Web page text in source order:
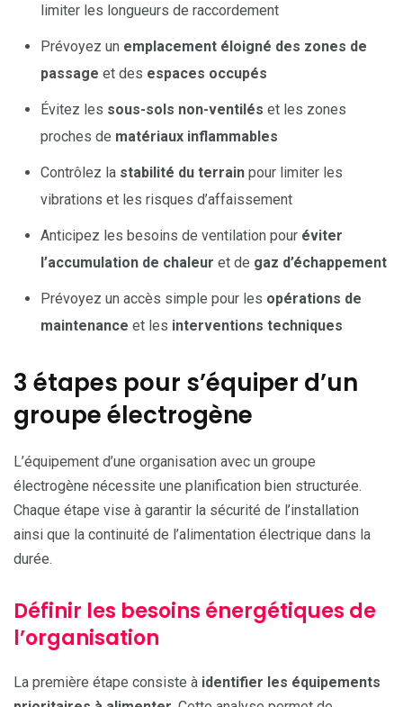
limiter les longueurs de raccordement
Prévoyez un emplacement éloigné des zones de
passage et des espaces occupés
Évitez les sous-sols non-ventilés et les zones
proches de matériaux inflammables
Contrôlez la stabilité du terrain pour limiter les
vibrations et les risques d’affaissement
Anticipez les besoins de ventilation pour éviter
l’accumulation de chaleur et de gaz d’échappement
Prévoyez un accès simple pour les opérations de
maintenance et les interventions techniques
3 étapes pour s’équiper d’un
groupe électrogène
L’équipement d’une organisation avec un groupe
électrogène nécessite une planification bien structurée.
Chaque étape vise à garantir la sécurité de l’installation
ainsi que la continuité de l’alimentation électrique dans la
durée.
Définir les besoins énergétiques de
l’organisation
La première étape consiste à identifier les équipements